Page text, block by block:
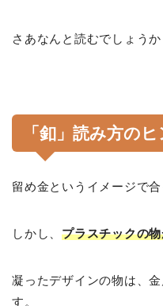
さあなんと読むでしょうか
「釦」読み方の
留め金というイメージで合
しかし、プラスチックの
凝ったデザインの物は、
す。